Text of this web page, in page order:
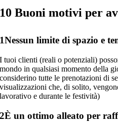
10 Buoni motivi per
1Nessun limite di spazio e
I tuoi clienti (reali o potenziali)
mondo in qualsiasi momento della
considerino tutte le prenotazioni di
visualizzazioni che, di solito,
lavorativo e durante le festività)
2È un ottimo alleato per